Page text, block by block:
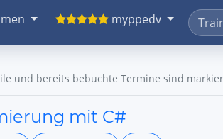
myppedv
und bereits bebuchte Termine sind
mit C#